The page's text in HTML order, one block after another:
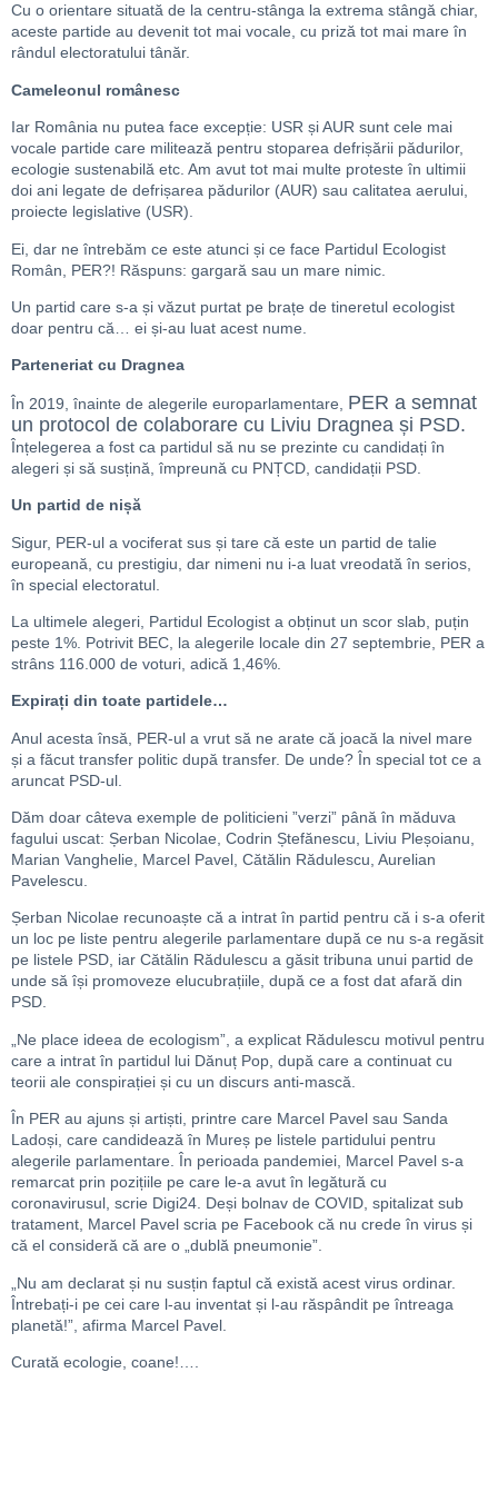
Cu o orientare situată de la centru-stânga la extrema stângă chiar,
aceste partide au devenit tot mai vocale, cu priză tot mai mare în
rândul electoratului tânăr.
Cameleonul românesc
Iar România nu putea face excepție: USR și AUR sunt cele mai
vocale partide care militează pentru stoparea defrișării pădurilor,
ecologie sustenabilă etc. Am avut tot mai multe proteste în ultimii
doi ani legate de defrișarea pădurilor (AUR) sau calitatea aerului,
proiecte legislative (USR).
Ei, dar ne întrebăm ce este atunci și ce face Partidul Ecologist
Român, PER?! Răspuns: gargară sau un mare nimic.
Un partid care s-a și văzut purtat pe brațe de tineretul ecologist
doar pentru că… ei și-au luat acest nume.
Parteneriat cu Dragnea
În 2019, înainte de alegerile europarlamentare, PER a semnat
un protocol de colaborare cu Liviu Dragnea și PSD.
Înțelegerea a fost ca partidul să nu se prezinte cu candidați în
alegeri și să susțină, împreună cu PNȚCD, candidații PSD.
Un partid de nișă
Sigur, PER-ul a vociferat sus și tare că este un partid de talie
europeană, cu prestigiu, dar nimeni nu i-a luat vreodată în serios,
în special electoratul.
La ultimele alegeri, Partidul Ecologist a obținut un scor slab, puțin
peste 1%. Potrivit BEC, la alegerile locale din 27 septembrie, PER a
strâns 116.000 de voturi, adică 1,46%.
Expirați din toate partidele…
Anul acesta însă, PER-ul a vrut să ne arate că joacă la nivel mare
și a făcut transfer politic după transfer. De unde? În special tot ce a
aruncat PSD-ul.
Dăm doar câteva exemple de politicieni ”verzi” până în măduva
fagului uscat: Șerban Nicolae, Codrin Ștefănescu, Liviu Pleșoianu,
Marian Vanghelie, Marcel Pavel, Cătălin Rădulescu, Aurelian
Pavelescu.
Șerban Nicolae recunoaște că a intrat în partid pentru că i s-a oferit
un loc pe liste pentru alegerile parlamentare după ce nu s-a regăsit
pe listele PSD, iar Cătălin Rădulescu a găsit tribuna unui partid de
unde să își promoveze elucubrațiile, după ce a fost dat afară din
PSD.
„Ne place ideea de ecologism”, a explicat Rădulescu motivul pentru
care a intrat în partidul lui Dănuț Pop, după care a continuat cu
teorii ale conspirației și cu un discurs anti-mască.
În PER au ajuns și artiști, printre care Marcel Pavel sau Sanda
Ladoși, care candidează în Mureș pe listele partidului pentru
alegerile parlamentare. În perioada pandemiei, Marcel Pavel s-a
remarcat prin pozițiile pe care le-a avut în legătură cu
coronavirusul, scrie Digi24. Deși bolnav de COVID, spitalizat sub
tratament, Marcel Pavel scria pe Facebook că nu crede în virus și
că el consideră că are o „dublă pneumonie”.
„Nu am declarat și nu susțin faptul că există acest virus ordinar.
Întrebați-i pe cei care l-au inventat și l-au răspândit pe întreaga
planetă!”, afirma Marcel Pavel.
Curată ecologie, coane!….